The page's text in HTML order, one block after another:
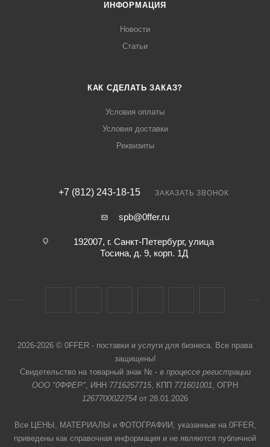
ИНФОРМАЦИЯ
Новости
Статьи
КАК СДЕЛАТЬ ЗАКАЗ?
Условия оплаты
Условия доставки
Реквизиты
+7 (812) 243-18-15 ЗАКАЗАТЬ ЗВОНОК
spb@0ffer.ru
192007, г. Санкт-Петербург, улица
Тосина, д. 9, корп. 1Д
2026-2026 © 0FFER - поставки и услуги для бизнеса. Все права
защищены!
Свидетельство на товарный знак № - в процессе регистрации
ООО "0ФФЕР", ИНН 7716257715, КПП 771601001, ОГРН
1267700022754 от 28.01.2026
Все ЦЕНЫ, МАТЕРИАЛЫ и ФОТОГРАФИИ, указанные на 0FFER,
приведены как справочная информация и не являются публичной